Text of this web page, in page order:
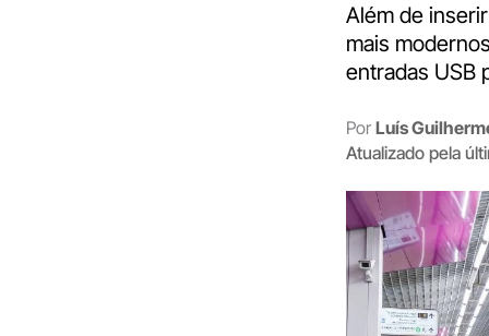
Além de
mais
entradas USB
Por Luís
Atualizado pela